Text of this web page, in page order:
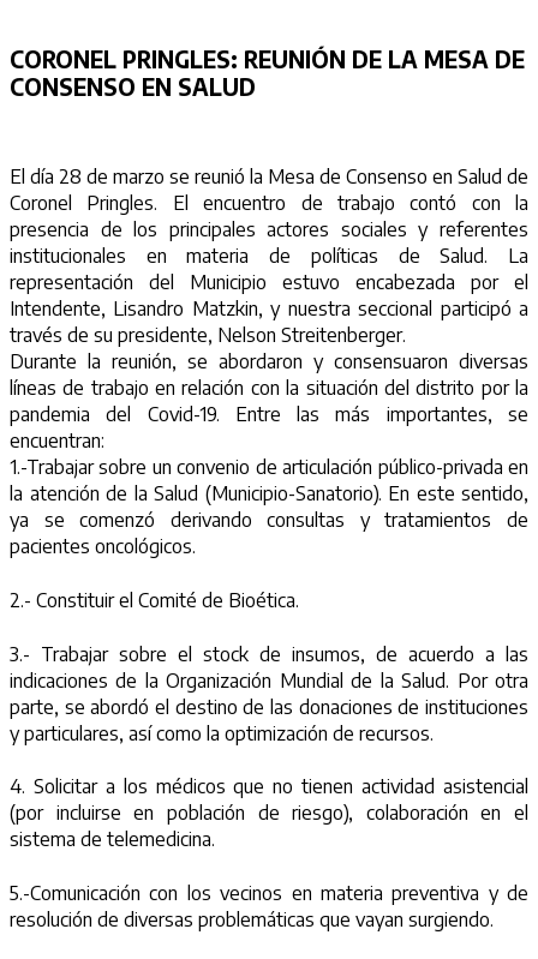
CORONEL PRINGLES: REUNIÓN DE LA MESA DE
CONSENSO EN SALUD
El día 28 de marzo se reunió la Mesa de Consenso en Salud de
Coronel Pringles. El encuentro de trabajo contó con la
presencia de los principales actores sociales y referentes
institucionales en materia de políticas de Salud. La
representación del Municipio estuvo encabezada por el
Intendente, Lisandro Matzkin, y nuestra seccional participó a
través de su presidente, Nelson Streitenberger.
Durante la reunión, se abordaron y consensuaron diversas
líneas de trabajo en relación con la situación del distrito por la
pandemia del Covid-19. Entre las más importantes, se
encuentran:
1.-Trabajar sobre un convenio de articulación público-privada en
la atención de la Salud (Municipio-Sanatorio). En este sentido,
ya se comenzó derivando consultas y tratamientos de
pacientes oncológicos.
2.- Constituir el Comité de Bioética.
3.- Trabajar sobre el stock de insumos, de acuerdo a las
indicaciones de la Organización Mundial de la Salud. Por otra
parte, se abordó el destino de las donaciones de instituciones
y particulares, así como la optimización de recursos.
4. Solicitar a los médicos que no tienen actividad asistencial
(por incluirse en población de riesgo), colaboración en el
sistema de telemedicina.
5.-Comunicación con los vecinos en materia preventiva y de
resolución de diversas problemáticas que vayan surgiendo.